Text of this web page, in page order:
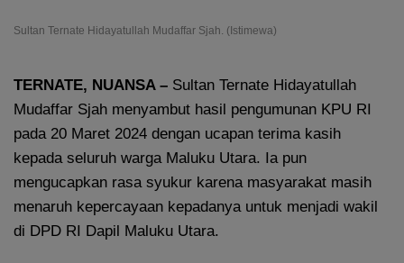
Sultan Ternate Hidayatullah Mudaffar Sjah. (Istimewa)
TERNATE, NUANSA – Sultan Ternate Hidayatullah
Mudaffar Sjah menyambut hasil pengumunan KPU RI
pada 20 Maret 2024 dengan ucapan terima kasih
kepada seluruh warga Maluku Utara. Ia pun
mengucapkan rasa syukur karena masyarakat masih
menaruh kepercayaan kepadanya untuk menjadi wakil
di DPD RI Dapil Maluku Utara.